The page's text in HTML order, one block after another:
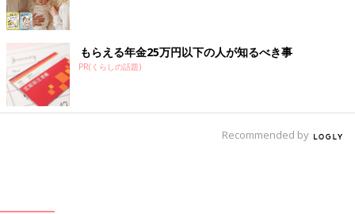
もらえる年金25万円以下の人が知るべき事
PR(くらしの話題)
Recommended by